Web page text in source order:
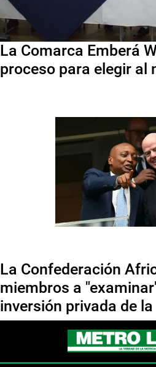
La Comarca Emberá
proceso para elegir al
La Confederación
miembros a
inversión privada de la